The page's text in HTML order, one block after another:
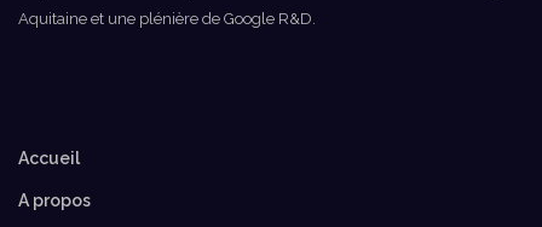
Aquitaine et une plénière de Google R&D.
Accueil
A propos